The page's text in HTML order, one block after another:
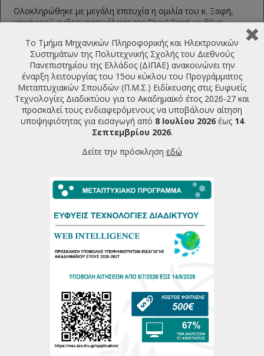
Ολοκληρώθηκε με μεγάλη επιτυχία η ομιλία του κ. Ξαφή,
μηχανικού κυβερνοασφάλειας της CheckPoint με θέμα
«Machine Learning & Cybersecurity» που πραγματοποιήθηκε
στο πλαίσιο του μεταπτυχιακού μαθήματος «Ασφάλεια
Διαδικτυακών Πληροφοριακών Συστημάτων»
Οι φοιτητές μας είχαν την ευκαιρία να γνωρίσουν τις
εφαρμογές της μηχανικής μάθησης στην κυβερνοασφάλεια
ΤΕΛΕΥΤΑΙΕΣ ΑΝΑΚΟΙΝΩΣΕΙΣ
Πρόσκληση υποβολής υποψηφιότητας για την εισαγωγή
Πρόγραμμα Παρουσιάσεων Μεταπτυχιακών Διπλωματικών
22/06/2026
Πρόγραμμα Εξεταστικής Περιόδου Εαρινού Εξαμήνου
Πρόγραμμα Παρουσιάσεων Μεταπτυχιακών Διπλωματικών
Εργασιών Φεβρουάριου 2026
19/02/2026
Περισσότερα...
Το Τμήμα Μηχανικών Πληροφορικής και Ηλεκτρονικών
Συστημάτων της Πολυτεχνικής Σχολής του Διεθνούς
Πανεπιστημίου της Ελλάδος (ΔΙΠΑΕ) ανακοινώνει την
έναρξη λειτουργίας του 15ου κύκλου του Προγράμματος
Μεταπτυχιακών Σπουδών (Π.Μ.Σ.) Ειδίκευσης στις Ευφυείς
Τεχνολογίες Διαδικτύου για το Ακαδημαϊκό έτος 2026-27 και
προσκαλεί τους ενδιαφερόμενους να υποβάλουν αίτηση
υποψηφιότητας για εισαγωγή από 8 Ιουλίου 2026 έως 14
Σεπτεμβρίου 2026.
Δείτε την πρόσκληση εδώ